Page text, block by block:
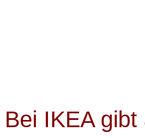
Bei IKEA